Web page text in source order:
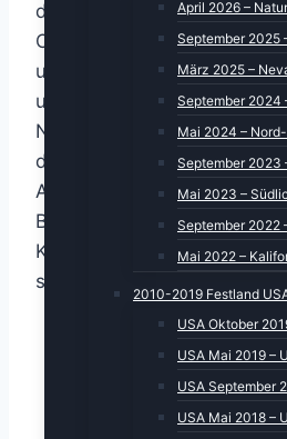
April 2026 –
September 2025
März 2025 –
September 2024
Mai 2024 –
September 2023
Mai 2023 –
September 2022
Mai 2022 –
2010-2019 Festland
USA Oktober
USA Mai 2019 –
USA September
USA Mai 2018 –
die Leser/innen des
Obwohl noch gut ein
unserer ToDo-Liste
uns, dem Nieselregen zu
Norden zum Waipio-Valley
damit auf sich hat, dazu
Auf dem Weg nach Norden
Beachparks, aber wir
Kolekole-Park, welcher von
seiner Brandung gerne